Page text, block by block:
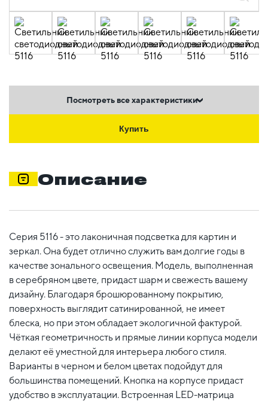
Посмотреть все характеристики
Купить
Описание
Серия 5116 - это лаконичная подсветка для картин и
зеркал. Она будет отлично служить вам долгие годы в
качестве зонального освещения. Модель, выполненная
в серебряном цвете, придаст шарм и свежесть вашему
дизайну. Благодаря брошюрованному покрытию,
поверхность выглядит сатинированной, не имеет
блеска, но при этом обладает экологичной фактурой.
Чёткая геометричность и прямые линии корпуса модели
делают её уместной для интерьера любого стиля.
Варианты в черном и белом цветах подойдут для
большинства помещений. Кнопка на корпусе придаст
удобство в эксплуатации. Встроенная LED-матрица